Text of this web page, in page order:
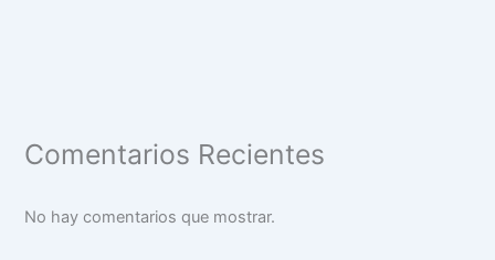
Comentarios Recientes
No hay comentarios que mostrar.